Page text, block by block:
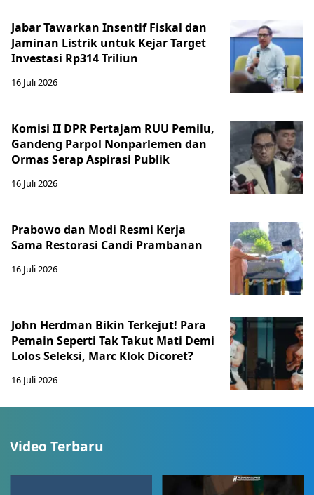
Jabar Tawarkan Insentif Fiskal dan
Jaminan Listrik untuk Kejar Target
Investasi Rp314 Triliun
16 Juli 2026
Komisi II DPR Pertajam RUU Pemilu,
Gandeng Parpol Nonparlemen dan
Ormas Serap Aspirasi Publik
16 Juli 2026
Prabowo dan Modi Resmi Kerja
Sama Restorasi Candi Prambanan
16 Juli 2026
John Herdman Bikin Terkejut! Para
Pemain Seperti Tak Takut Mati Demi
Lolos Seleksi, Marc Klok Dicoret?
16 Juli 2026
Video Terbaru